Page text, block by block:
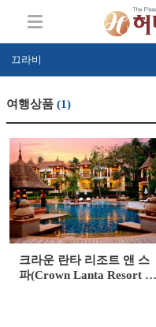
끄라비
여행상품 (1)
크라운 란타 리조트 앤 스
파(Crown Lanta Resort &